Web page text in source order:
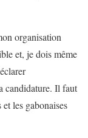
organisation
et, je dois même
candidature. Il faut
les gabonaises